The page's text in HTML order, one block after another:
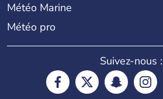
Météo Marine
Météo pro
Suivez-nous :